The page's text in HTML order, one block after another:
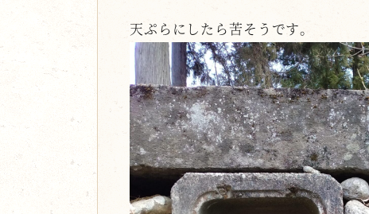
天ぷらにしたら苦そうです。